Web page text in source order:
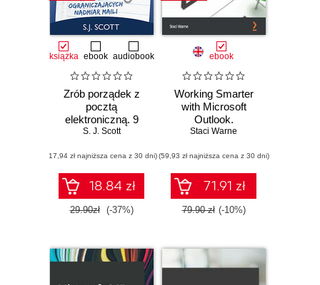
książka ebook audiobook
Zrób porządek z
pocztą
elektroniczną. 9
skutecznych
ograniczających
nadmiar maili
S. J. Scott
(17,94 zł najniższa cena z 30 dni)
18.84 zł
29.90zł (-37%)
ebook
Working Smarter
with Microsoft
Outlook.
Supercharge your
productivity with
expert Outlook tips
and techniques
Staci Warne
(59,93 zł najniższa cena z 30 dni)
71.91 zł
79.90 zł (-10%)